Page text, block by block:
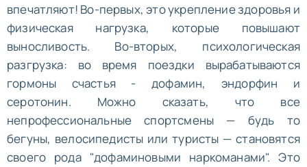
впечатляют! Во-первых, это укрепление здоровья и
физическая нагрузка, которые повышают
выносливость. Во-вторых, психологическая
разгрузка: во время поездки вырабатываются
гормоны счастья - дофамин, эндорфин и
серотонин. Можно сказать, что все
непрофессиональные спортсмены — будь то
бегуны, велосипедисты или туристы — становятся
своего рода "дофаминовыми наркоманами". Это